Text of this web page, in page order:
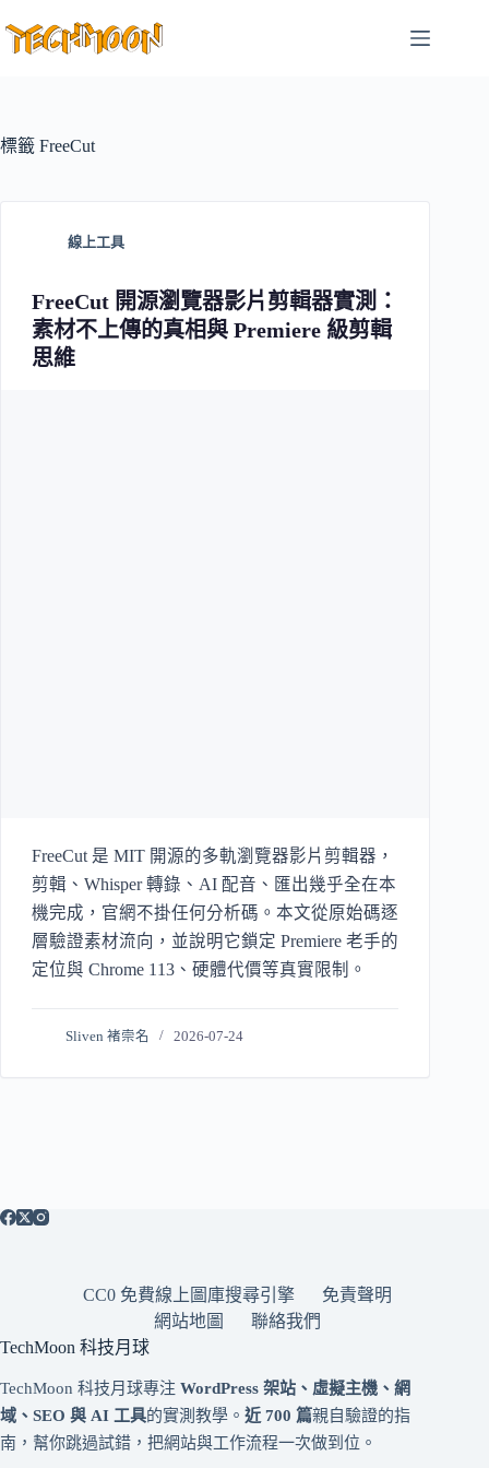
至
容
標籤 FreeCut
線上工具
FreeCut 開源瀏覽器影片剪輯器實測：
素材不上傳的真相與 Premiere 級剪輯
思維
FreeCut 是 MIT 開源的多軌瀏覽器影片剪輯器，
剪輯、Whisper 轉錄、AI 配音、匯出幾乎全在本
機完成，官網不掛任何分析碼。本文從原始碼逐
層驗證素材流向，並說明它鎖定 Premiere 老手的
定位與 Chrome 113、硬體代價等真實限制。
Sliven 褚崇名 2026-07-24
CC0 免費線上圖庫搜尋引擎
免責聲明
網站地圖
聯絡我們
TechMoon 科技月球
TechMoon 科技月球專注 WordPress 架站、虛擬主機、網
域、SEO 與 AI 工具的實測教學。 近 700 篇親自驗證的指
南，幫你跳過試錯，把網站與工作流程一次做到位。